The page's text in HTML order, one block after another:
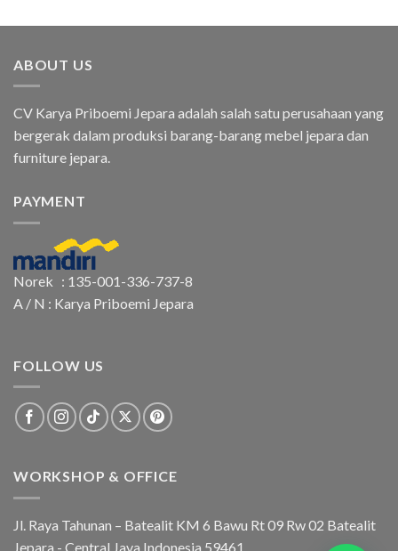
ABOUT US
CV Karya Priboemi Jepara adalah salah satu perusahaan yang
bergerak dalam produksi barang-barang mebel jepara dan
furniture jepara.
PAYMENT
Norek : 135-001-336-737-8
A / N : Karya Priboemi Jepara
FOLLOW US
WORKSHOP & OFFICE
Jl. Raya Tahunan – Batealit KM 6 Bawu Rt 09 Rw 02 Batealit
Jepara - Central Java Indonesia 59461